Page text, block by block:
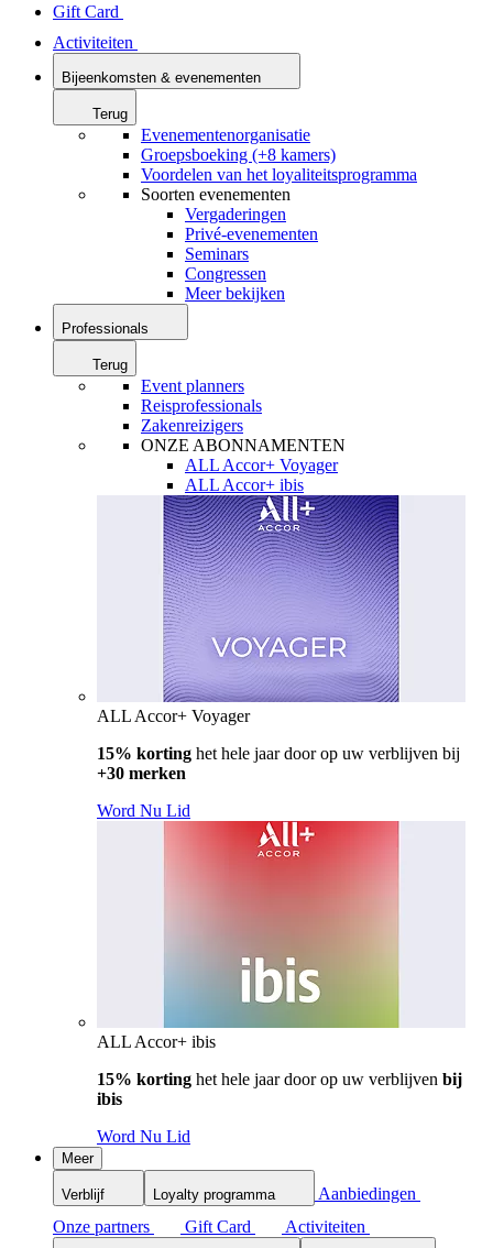
Gift Card
Activiteiten
Bijeenkomsten & evenementen
Terug
Evenementenorganisatie
Groepsboeking (+8 kamers)
Voordelen van het loyaliteitsprogramma
Soorten evenementen
Vergaderingen
Privé-evenementen
Seminars
Congressen
Meer bekijken
Professionals
Terug
Event planners
Reisprofessionals
Zakenreizigers
ONZE ABONNAMENTEN
ALL Accor+ Voyager
ALL Accor+ ibis
ALL Accor+ Voyager
15% korting het hele jaar door op uw verblijven bij
+30 merken
Word Nu Lid
ALL Accor+ ibis
15% korting het hele jaar door op uw verblijven bij
ibis
Word Nu Lid
Meer
Verblijf Loyalty programma
Aanbiedingen
Onze partners
Gift Card Activiteiten